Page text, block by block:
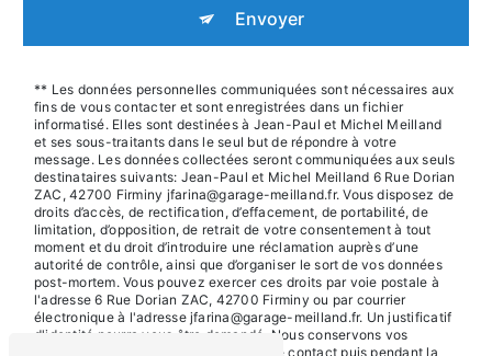
Envoyer
** Les données personnelles communiquées sont nécessaires aux
fins de vous contacter et sont enregistrées dans un fichier
informatisé. Elles sont destinées à Jean-Paul et Michel Meilland
et ses sous-traitants dans le seul but de répondre à votre
message. Les données collectées seront communiquées aux seuls
destinataires suivants: Jean-Paul et Michel Meilland 6 Rue Dorian
ZAC, 42700 Firminy jfarina@garage-meilland.fr. Vous disposez de
droits d’accès, de rectification, d’effacement, de portabilité, de
limitation, d’opposition, de retrait de votre consentement à tout
moment et du droit d’introduire une réclamation auprès d’une
autorité de contrôle, ainsi que d’organiser le sort de vos données
post-mortem. Vous pouvez exercer ces droits par voie postale à
l'adresse 6 Rue Dorian ZAC, 42700 Firminy ou par courrier
électronique à l'adresse jfarina@garage-meilland.fr. Un justificatif
d'identité pourra vous être demandé. Nous conservons vos
données pendant la période de prise de contact puis pendant la